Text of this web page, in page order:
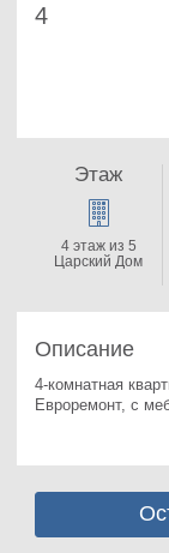
4
Описание
Евроремонт, с
Этаж
4 этаж из 5
Царский Дом